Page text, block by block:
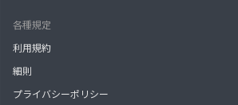
各種規定
利用規約
細則
プライバシーポリシー